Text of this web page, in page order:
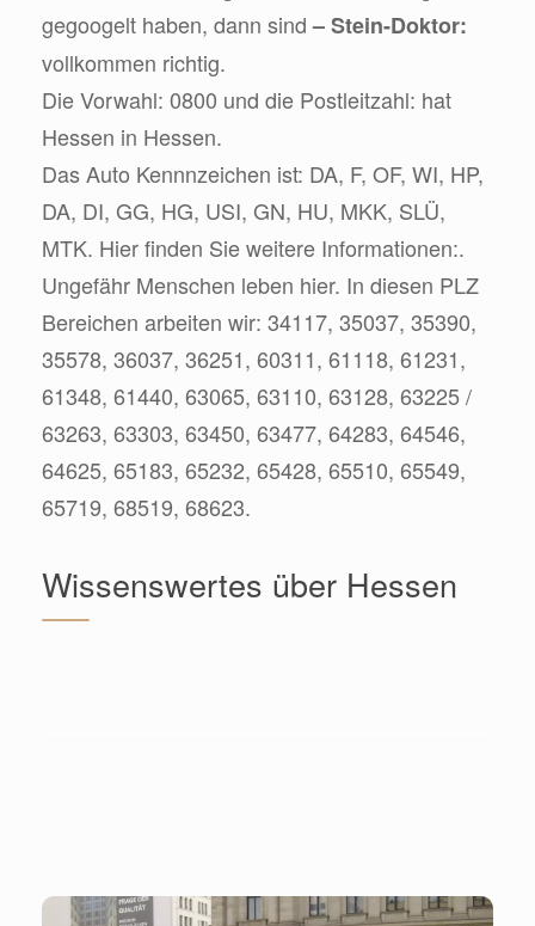
gegoogelt haben, dann sind– Stein-Doktor:
vollkommen richtig.
Die Vorwahl: 0800 und die Postleitzahl: hat
Hessen in Hessen.
Das Auto Kennnzeichen ist: DA, F, OF, WI, HP,
DA, DI, GG, HG, USI, GN, HU, MKK, SLÜ,
MTK. Hier finden Sie weitere Informationen:.
Ungefähr Menschen leben hier. In diesen PLZ
Bereichen arbeiten wir: 34117, 35037, 35390,
35578, 36037, 36251, 60311, 61118, 61231,
61348, 61440, 63065, 63110, 63128, 63225 /
63263, 63303, 63450, 63477, 64283, 64546,
64625, 65183, 65232, 65428, 65510, 65549,
65719, 68519, 68623.
Wissenswertes über Hessen